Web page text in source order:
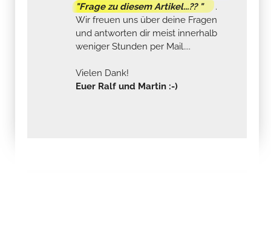
"Frage zu diesem Artikel...?? "
.
Wir freuen uns über deine Fragen
und antworten dir meist innerhalb
weniger Stunden per Mail....
Vielen Dank!
Euer Ralf und Martin :-)